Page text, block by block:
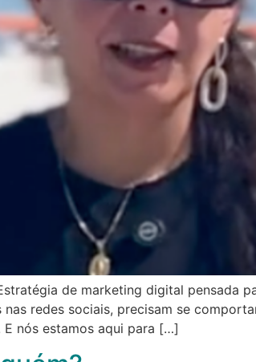
de marketing digital pensada
redes sociais, precisam se
nós estamos aqui para […]